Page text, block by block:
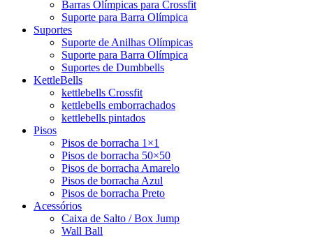
Barras Olímpicas para Crossfit
Suporte para Barra Olímpica
Suportes
Suporte de Anilhas Olímpicas
Suporte para Barra Olímpica
Suportes de Dumbbells
KettleBells
kettlebells Crossfit
kettlebells emborrachados
kettlebells pintados
Pisos
Pisos de borracha 1×1
Pisos de borracha 50×50
Pisos de borracha Amarelo
Pisos de borracha Azul
Pisos de borracha Preto
Acessórios
Caixa de Salto / Box Jump
Wall Ball